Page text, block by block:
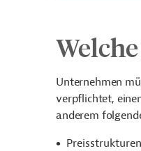
Unternehmen
verpflichtet,
anderem